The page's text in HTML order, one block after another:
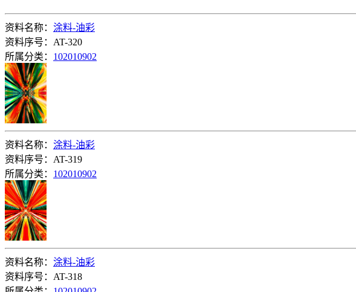
资料名称： 涂料-油彩
资料序号：AT-320
所属分类： 102010902
资料名称： 涂料-油彩
资料序号：AT-319
所属分类： 102010902
资料名称： 涂料-油彩
资料序号：AT-318